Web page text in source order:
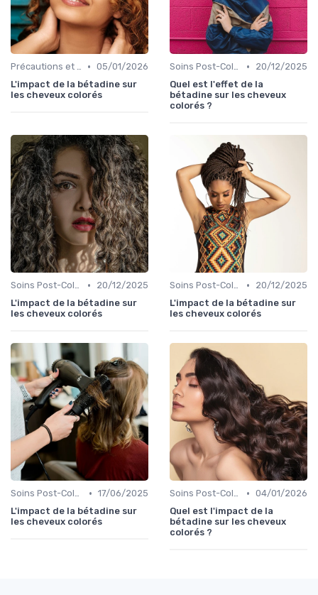
Précautions et Tests d'Allergie • 05/01/2026
L'impact de la bétadine sur
les cheveux colorés
Soins Post-Coloration •
20/12/2025
Quel est l'effet de la
bétadine sur les cheveux
colorés ?
Soins Post-Coloration •
20/12/2025
L'impact de la bétadine sur
les cheveux colorés
Soins Post-Coloration •
20/12/2025
L'impact de la bétadine sur
les cheveux colorés
Soins Post-Coloration • 17/06/2025
L'impact de la bétadine sur
les cheveux colorés
Soins Post-Coloration • 04/01/2026
Quel est l'impact de la
bétadine sur les cheveux
colorés ?